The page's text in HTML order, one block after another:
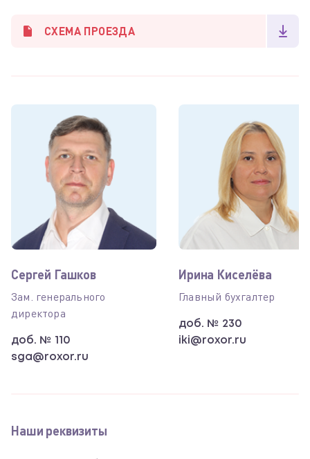
СХЕМА ПРОЕЗДА
Сергей Гашков
Зам. генерального
директора
доб. № 110
sga@roxor.ru
Ирина Киселёва
Главный бухгалтер
доб. № 230
iki@roxor.ru
Наши реквизиты